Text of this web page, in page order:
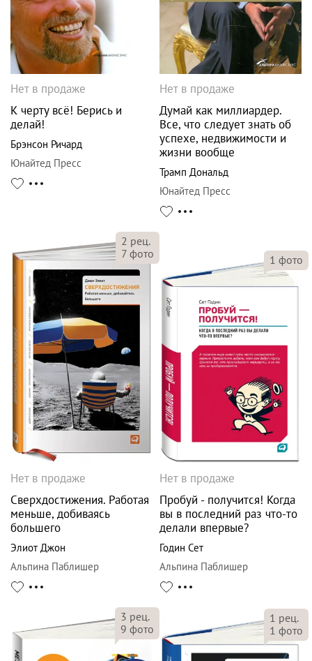
Нет в продаже
К черту всё! Берись и
делай!
Брэнсон Ричард
Юнайтед Пресс
Нет в продаже
Думай как миллиардер.
Все, что следует знать об
успехе, недвижимости и
жизни вообще
Трамп Дональд
Юнайтед Пресс
2 рец.
7 фото
Нет в продаже
Сверхдостижения. Работая
меньше, добиваясь
большего
Элиот Джон
Альпина Паблишер
1 фото
Нет в продаже
Пробуй - получится! Когда
вы в последний раз что-то
делали впервые?
Годин Сет
Альпина Паблишер
3 рец.
9 фото
1 рец.
1 фото